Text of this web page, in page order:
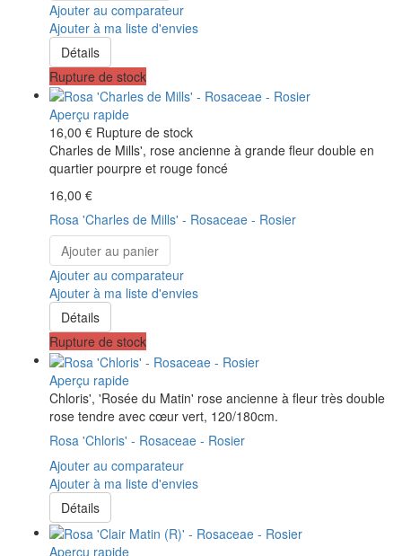
Ajouter au comparateur
Ajouter à ma liste d'envies
Détails
Rupture de stock
Aperçu rapide
16,00 € Rupture de stock
Charles de Mills', rose ancienne à grande fleur double en
quartier pourpre et rouge foncé
16,00 €
Rosa 'Charles de Mills' - Rosaceae - Rosier
Ajouter au panier
Ajouter au comparateur
Ajouter à ma liste d'envies
Détails
Rupture de stock
Aperçu rapide
Chloris', 'Rosée du Matin' rose ancienne à fleur très double
rose tendre avec cœur vert, 120/180cm.
Rosa 'Chloris' - Rosaceae - Rosier
Ajouter au comparateur
Ajouter à ma liste d'envies
Détails
Aperçu rapide